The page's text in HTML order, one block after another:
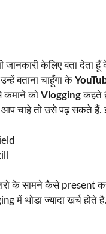
जानकारी केलिए बता देता
बताना चाहूँगा के
कमाने को Vloggingकहते
आप चाहे तो उसे पढ़ सकते हैं.
के सामने कैसे present
में थोडा ज्यादा खर्च